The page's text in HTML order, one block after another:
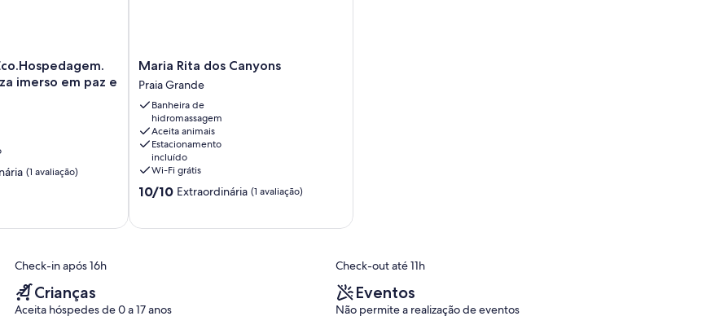
imerso em paz e
(1 avaliação)
Maria
Rita
dos
Canyons
Praia
Grande
Maria Rita dos Canyons
Praia Grande
Banheira de
hidromassagem
Aceita animais
Estacionamento
incluído
Wi-Fi grátis
10.0
Extraordinária,
10/10 Extraordinária (1 avaliação)
Check-in após 16h Check-out até 11h
Crianças
Aceita hóspedes de 0 a 17 anos
Eventos
Não permite a realização de eventos